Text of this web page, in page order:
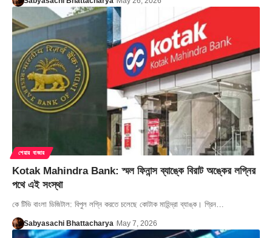
শেয়ার বাজার
Kotak Mahindra Bank: স্মল ফিনান্স ব্যাঙ্কে বিরাট অঙ্কের লগ্নির
পথে এই সংস্থা
কে টিভি বাংলা ডিজিটাল: বিপুল লগ্নি করতে চলেছে কোটাক মাহিন্দ্রা ব্যাঙ্ক। গ্রিন…
Sabyasachi Bhattacharya May 7, 2026